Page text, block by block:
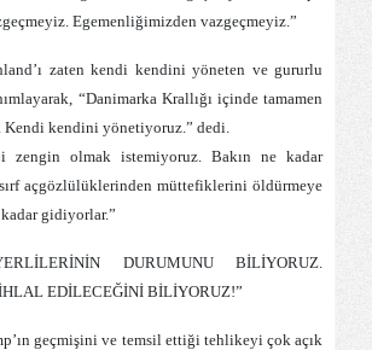
Egemenliğimizden vazgeçmeyiz.”
zaten kendi kendini yöneten ve gururlu
“Danimarka Krallığı içinde tamamen
Kendi kendini yönetiyoruz.” dedi.
zengin olmak istemiyoruz. Bakın ne kadar
açgözlülüklerinden müttefiklerini öldürmeye
gidiyorlar.”
DURUMUNU BİLİYORUZ.
EDİLECEĞİNİ BİLİYORUZ!”
geçmişini ve temsil ettiği tehlikeyi çok açık